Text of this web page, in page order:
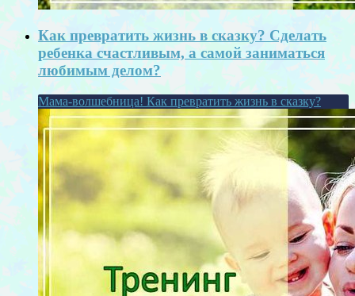
Как превратить жизнь в сказку? Сделать
ребенка счастливым, а самой заниматься
любимым делом?
Мама-волшебница! Как превратить жизнь в сказку?